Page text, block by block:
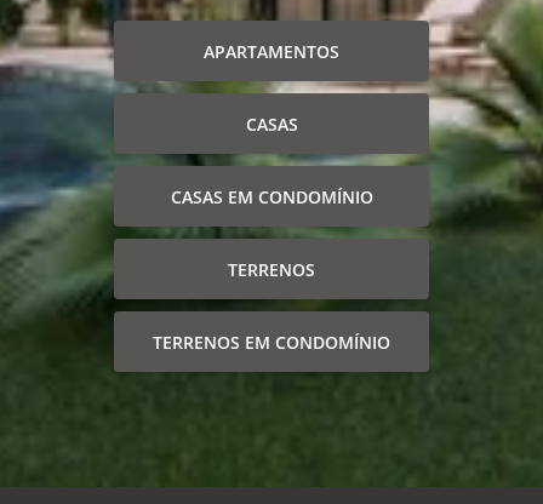
APARTAMENTOS
CASAS
CASAS EM CONDOMÍNIO
TERRENOS
TERRENOS EM CONDOMÍNIO